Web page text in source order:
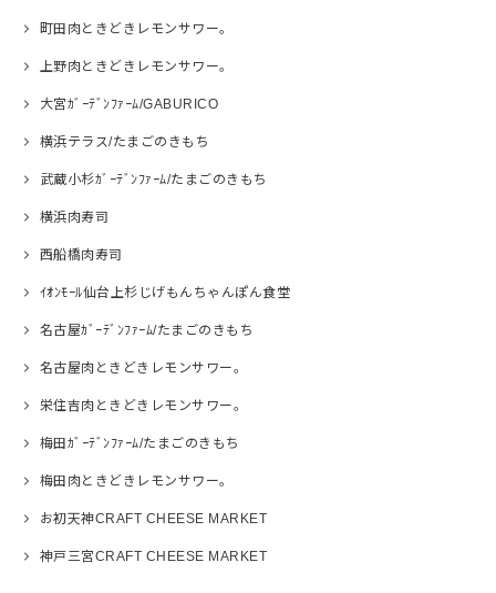
町田肉ときどきレモンサワー。
上野肉ときどきレモンサワー。
大宮ｶﾞｰﾃﾞﾝﾌｧｰﾑ/GABURICO
横浜テラス/たまごのきもち
武蔵小杉ｶﾞｰﾃﾞﾝﾌｧｰﾑ/たまごのきもち
横浜肉寿司
西船橋肉寿司
ｲｵﾝﾓｰﾙ仙台上杉じげもんちゃんぽん食堂
名古屋ｶﾞｰﾃﾞﾝﾌｧｰﾑ/たまごのきもち
名古屋肉ときどきレモンサワー。
栄住吉肉ときどきレモンサワー。
梅田ｶﾞｰﾃﾞﾝﾌｧｰﾑ/たまごのきもち
梅田肉ときどきレモンサワー。
お初天神CRAFT CHEESE MARKET
神戸三宮CRAFT CHEESE MARKET